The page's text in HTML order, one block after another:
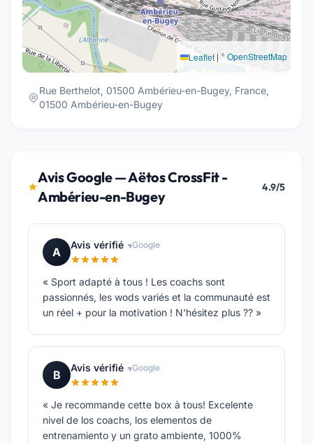
Leaflet | ©OpenStreetMap
Rue Berthelot, 01500 Ambérieu-en-Bugey, France,
01500 Ambérieu-en-Bugey
Avis Google — Aëtos CrossFit -
Ambérieu-en-Bugey
4.9/5
A
Avis vérifié Google
« Sport adapté à tous ! Les coachs sont
passionnés, les wods variés et la communauté est
un réel + pour la motivation ! N'hésitez plus ?? »
B
Avis vérifié Google
« Je recommande cette box à tous! Excelente
nivel de los coachs, los elementos de
entrenamiento y un grato ambiente, 1000%